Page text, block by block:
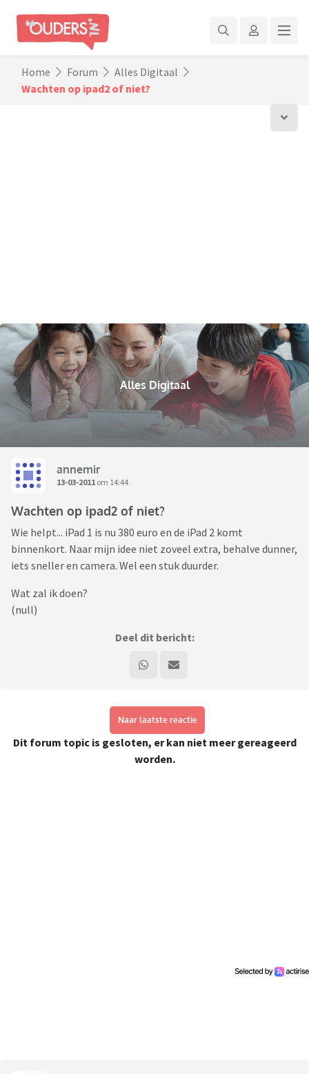
Home Forum
Alles Digitaal
Wachten op ipad2 of niet?
Alles Digitaal
annemir
13-03-2011 om 14:44
Wachten op ipad2 of niet?
Wie helpt... iPad 1 is nu 380 euro en de iPad 2 komt
binnenkort. Naar mijn idee niet zoveel extra, behalve dunner,
iets sneller en camera. Wel een stuk duurder.
Wat zal ik doen?
(null)
Deel dit bericht:
Naar laatste reactie
Dit forum topic is gesloten, er kan niet meer gereageerd
worden.